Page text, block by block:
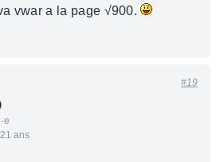
vwar a la page √900.
ans
#19